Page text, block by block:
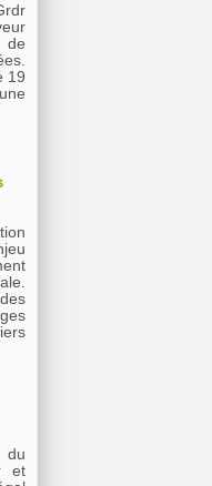
de
19
du
et